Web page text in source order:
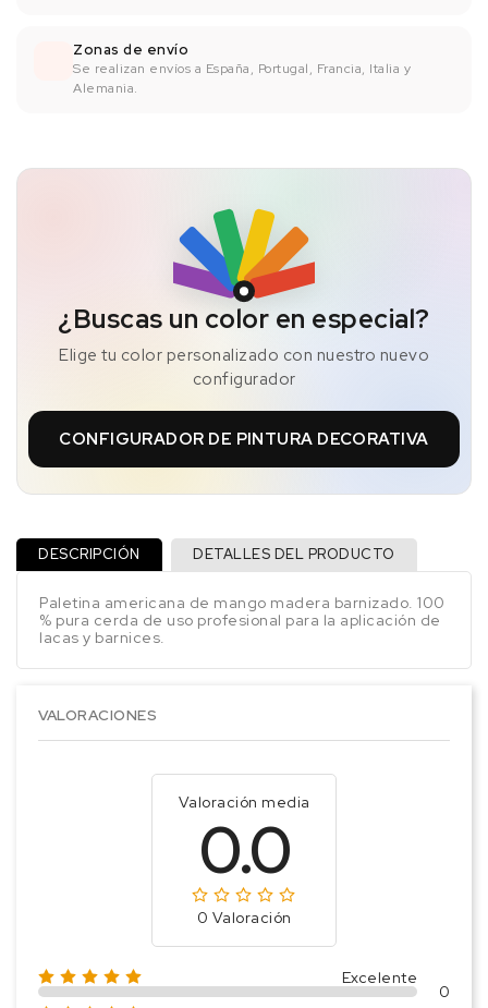
Zonas de envío
Se realizan envíos a España, Portugal, Francia, Italia y
Alemania.
¿Buscas un color en especial?
Elige tu color personalizado con nuestro nuevo
configurador
CONFIGURADOR DE PINTURA DECORATIVA
DESCRIPCIÓN DETALLES DEL PRODUCTO
Paletina americana de mango madera barnizado. 100
% pura cerda de uso profesional para la aplicación de
lacas y barnices.
VALORACIONES
Valoración media
0.0
0 Valoración
Excelente
0